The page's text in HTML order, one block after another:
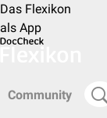
Das Flexikon
als App
Community